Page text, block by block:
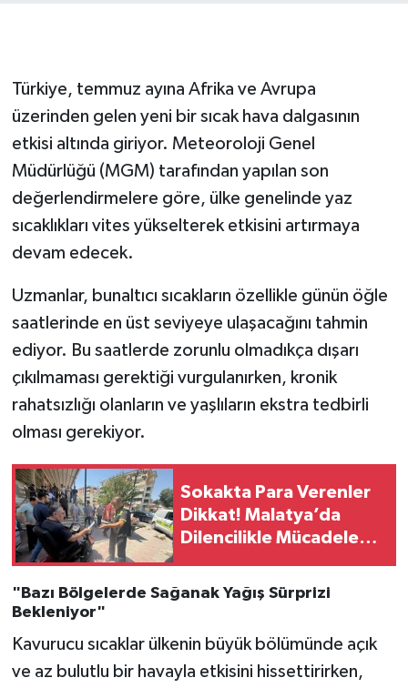
Türkiye, temmuz ayına Afrika ve Avrupa
üzerinden gelen yeni bir sıcak hava dalgasının
etkisi altında giriyor. Meteoroloji Genel
Müdürlüğü (MGM) tarafından yapılan son
değerlendirmelere göre, ülke genelinde yaz
sıcaklıkları vites yükselterek etkisini artırmaya
devam edecek.
Uzmanlar, bunaltıcı sıcakların özellikle günün öğle
saatlerinde en üst seviyeye ulaşacağını tahmin
ediyor. Bu saatlerde zorunlu olmadıkça dışarı
çıkılmaması gerektiği vurgulanırken, kronik
rahatsızlığı olanların ve yaşlıların ekstra tedbirli
olması gerekiyor.
Sokakta Para Verenler
Dikkat! Malatya’da
Dilencilikle Mücadelede
Açıklandı
"Bazı Bölgelerde Sağanak Yağış Sürprizi
Bekleniyor"
Kavurucu sıcaklar ülkenin büyük bölümünde açık
ve az bulutlu bir havayla etkisini hissettirirken,